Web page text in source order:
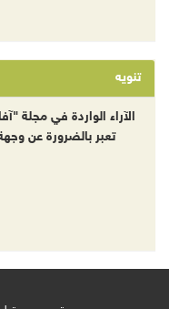
تنويه
الآراء الواردة في مجلة
تعبر بالضرورة عن